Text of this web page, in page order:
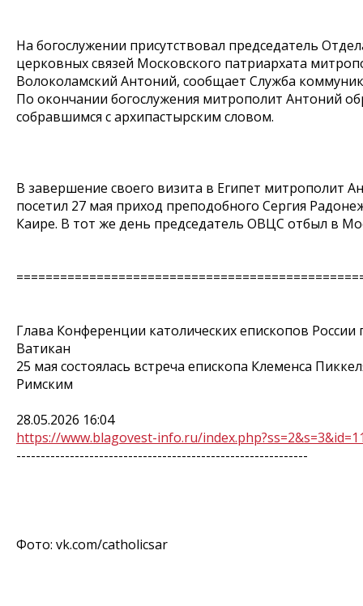
На богослужении присутствовал председатель
церковных связей Московского патриархата
Волоколамский Антоний, сообщает Служба
По окончании богослужения митрополит Антоний
собравшимся с архипастырским словом.
В завершение своего визита в Египет митрополит
посетил 27 мая приход преподобного Сергия
Каире. В тот же день председатель ОВЦС отбыл в
Глава Конференции католических епископов России
Ватикан
25 мая состоялась встреча епископа Клеменса
Римским
28.05.2026 16:04
https://www.blagovest-info.ru/
------------------------------------------------------------
Фото: vk.com/catholicsar